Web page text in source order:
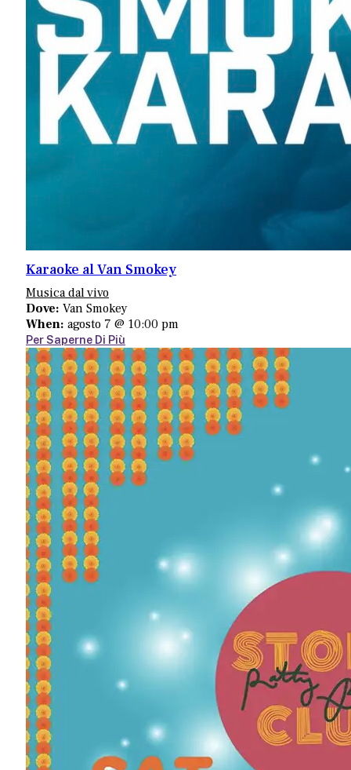
Karaoke al Van Smokey
Musica dal vivo
Dove: Van Smokey
When: agosto 7 @ 10:00 pm
Per Saperne Di Più